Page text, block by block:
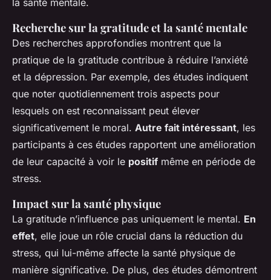
la santé mentale.
Recherche sur la gratitude et la santé mentale
Des recherches approfondies montrent que la
pratique de la gratitude contribue à réduire l’anxiété
et la dépression. Par exemple, des études indiquent
que noter quotidiennement trois aspects pour
lesquels on est reconnaissant peut élever
significativement le moral. Autre fait intéressant, les
participants à ces études rapportent une amélioration
de leur capacité à voir le positif même en période de
stress.
Impact sur la santé physique
La gratitude n’influence pas uniquement le mental. En
effet, elle joue un rôle crucial dans la réduction du
stress, qui lui-même affecte la santé physique de
manière significative. De plus, des études démontrent